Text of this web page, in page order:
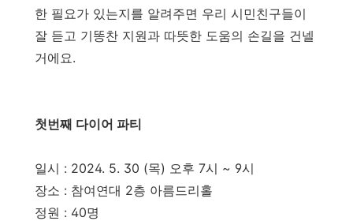
한 필요가 있는지를 알려주면 우리 시민친구들이
잘 듣고 기똥찬 지원과 따뜻한 도움의 손길을 건넬
거에요.
첫번째 다이어 파티
일시 : 2024. 5. 30 (목) 오후 7시 ~ 9시
장소 : 참여연대 2층 아름드리홀
정원 : 40명